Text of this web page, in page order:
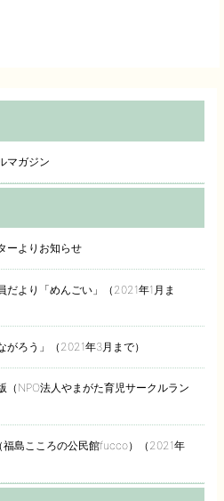
マガジン
ーよりお知らせ
だより「めんごい」（2021年1月ま
ろう」（2021年3月まで）
（NPO法人やまがた育児サークルラン
島こころの公民館fucco）（2021年